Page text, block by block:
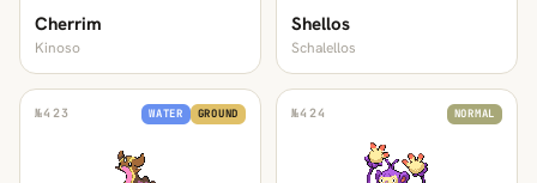
Cherrim
Kinoso
Shellos
Schalellos
№423 WATER GROUND №424 NORMAL